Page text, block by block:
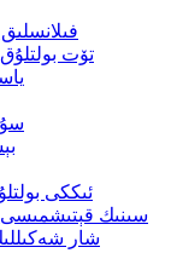
تۆت
سۇ
ئىككى
سىنىك قېتىشمىسى
شار